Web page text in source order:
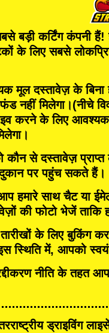
बड़ी कर्टिंग कंपनीहैं!
के लिएसबसे
मूल दस्तावेज़ के बिना
नहीं मिलेगा।(नीचे
करने के लिए आवश्यक
कौन से दस्तावेज़
दुकान पर पहुंच सकते हैं।
हमारे साथ चैट या
की फोटो भेजें
के लिए बुकिंग
स्थिति में, आपको स्वयं
नीति के तहत
ड्राइविंग